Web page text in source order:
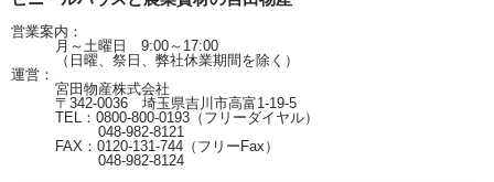
営業案内：
月～土曜日 9:00～17:00
（日曜、祭日、弊社休業期間を除く）
運営：
宮田物産株式会社
〒342-0036 埼玉県吉川市高富1-19-5
TEL：0800-800-0193（フリーダイヤル）
048-982-8121
FAX：0120-131-744（フリーFax）
048-982-8124